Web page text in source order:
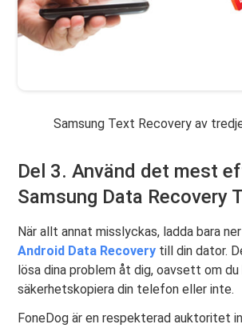
Samsung Text Recovery av
Del 3. Använd det mest
Samsung Data Recovery
När allt annat misslyckas, ladda bara ner
Android Data Recovery till din dator.
lösa dina problem åt dig, oavsett om du
säkerhetskopiera din telefon eller inte.
FoneDog är en respekterad auktoritet